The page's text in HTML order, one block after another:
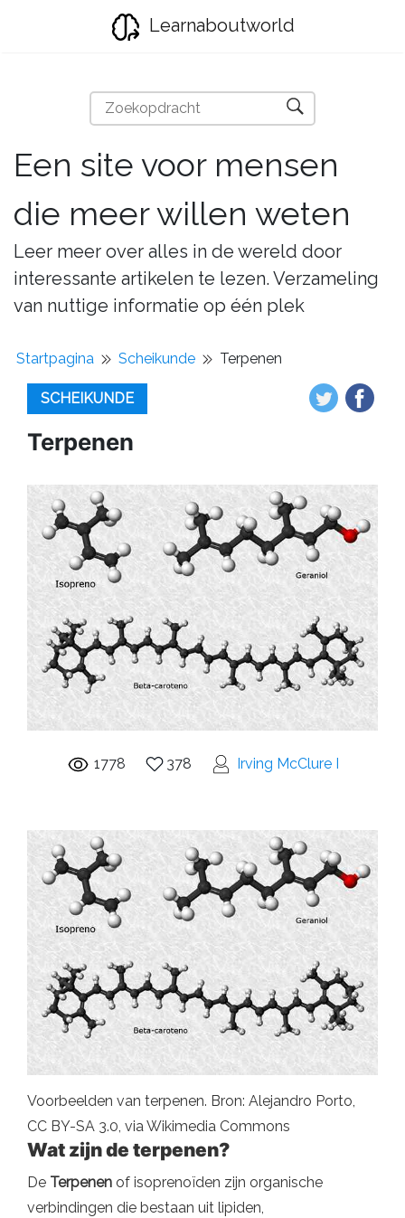
Learnaboutworld
Een site voor mensen
die meer willen weten
Leer meer over alles in de wereld door
interessante artikelen te lezen. Verzameling
van nuttige informatie op één plek
Startpagina Scheikunde Terpenen
SCHEIKUNDE
Terpenen
1778 378 Irving McClure I
Voorbeelden van terpenen. Bron: Alejandro Porto,
CC BY-SA 3.0, via Wikimedia Commons
Wat zijn de terpenen?
De Terpenen of isoprenoïden zijn organische
verbindingen die bestaan ​​uit lipiden,